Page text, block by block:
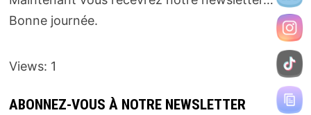
Bonne journée.
Views: 1
ABONNEZ-VOUS À NOTRE NEWSLETTER